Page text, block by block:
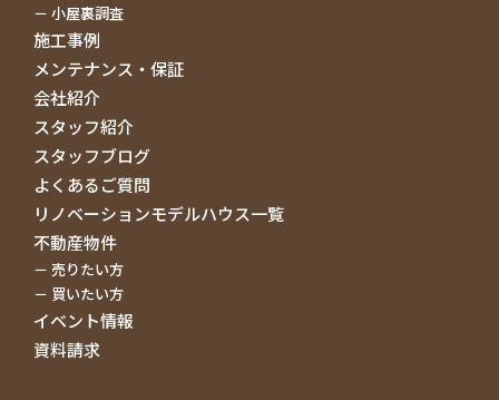
小屋裏調査
施工事例
メンテナンス・保証
会社紹介
スタッフ紹介
スタッフブログ
よくあるご質問
リノベーションモデルハウス一覧
不動産物件
売りたい方
買いたい方
イベント情報
資料請求